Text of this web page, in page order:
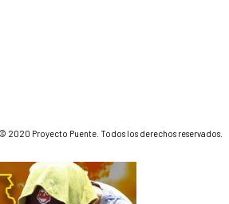
© 2020 Proyecto Puente. Todos los derechos reservados.